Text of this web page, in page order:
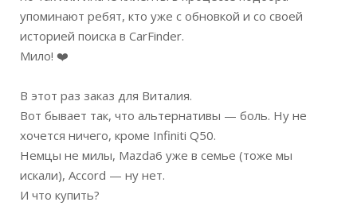
упоминают ребят, кто уже с обновкой и со своей
историей поиска в CarFinder.
Мило! ❤️
В этот раз заказ для Виталия.
Вот бывает так, что альтернативы — боль. Ну не
хочется ничего, кроме Infiniti Q50.
Немцы не милы, Mazda6 уже в семье (тоже мы
искали), Accord — ну нет.
И что купить?